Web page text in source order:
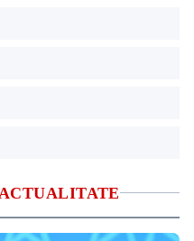
ACTUALITATE